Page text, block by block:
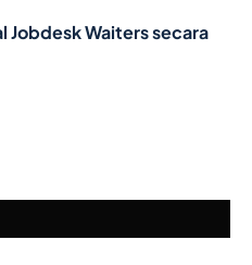
Jobdesk Waiters secara